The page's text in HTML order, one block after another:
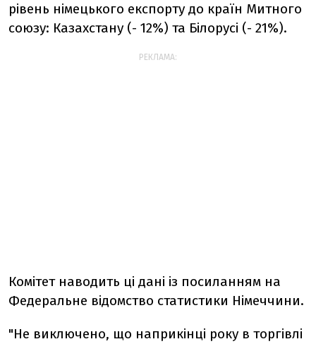
рівень німецького експорту до країн Митного
союзу: Казахстану (- 12%) та Білорусі (- 21%).
РЕКЛАМА:
Комітет наводить ці дані із посиланням на
Федеральне відомство статистики Німеччини.
"Не виключено, що наприкінці року в торгівлі